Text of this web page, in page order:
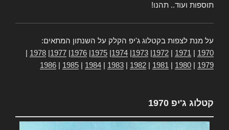
תוספות ועוד.. תהנו!
על מנת לצפות בקטלוג ג'יפ הקלק על השנתון המתאים:
1970
1971
1972
1973
1974
1975
1976
1977
1978
1979
1980
1981
1982
1983
1984
1985
1986
קטלוג ג'יפ 1970